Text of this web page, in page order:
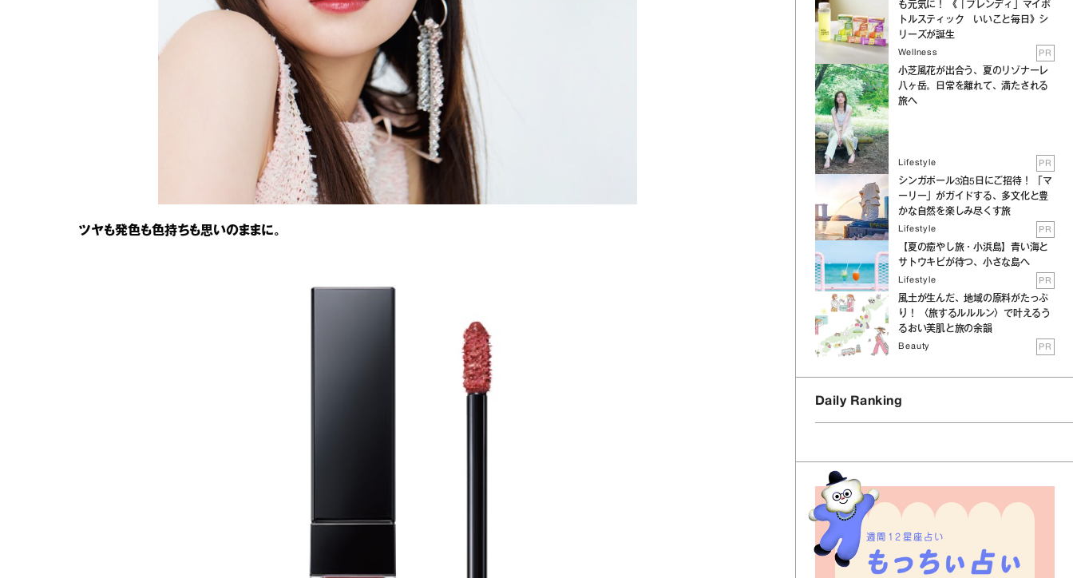
ツヤも発色も色持ちも思いのままに。
も元気に！ 《「ブレンディ」マイボ
トルスティック いいこと毎日》シ
リーズが誕生
Wellness PR
小芝風花が出合う、夏のリゾナーレ
八ヶ岳。日常を離れて、満たされる
旅へ
Lifestyle PR
シンガポール3泊5日にご招待！ 「マ
ーリー」がガイドする、多文化と豊
かな自然を楽しみ尽くす旅
Lifestyle PR
【夏の癒やし旅・小浜島】青い海と
サトウキビが待つ、小さな島へ
Lifestyle PR
風土が生んだ、地域の原料がたっぷ
り！ 〈旅するルルルン〉で叶えるう
るおい美肌と旅の余韻
Beauty PR
Daily Ranking
週間12星座占い